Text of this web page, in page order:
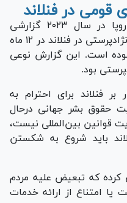
در فنلاند
آژانس حقوق اساسی اتحادیه اروپا در سال ۲۰۲۳ گزارشی
منتشر کرد که نشان می‌داد سطح نژادپرستی در فنلاند در ۱۲ ماه
۵ سال ۶۳ درصد بوده است. این گزارش نوعی
بود.
فنلاند برای احترام به
حقوق بشر جهانی درحال
قوانین بین‌المللی نیست،
باید شروع به شکستن
کرده که تبعیض علیه مردم
یا امتناع از ارائه خدمات